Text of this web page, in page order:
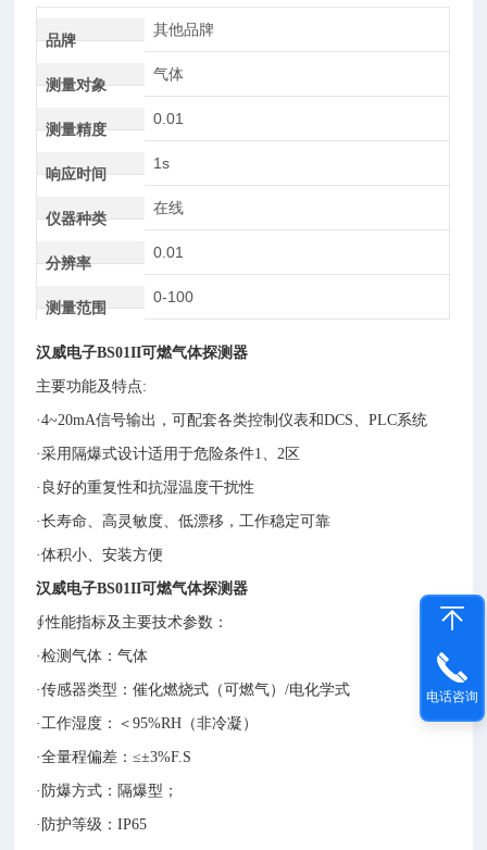
品牌
其他品牌
测量对象
气体
测量精度
0.01
响应时间
1s
仪器种类
在线
分辨率
0.01
测量范围
0-100
汉威电子BS01II可燃气体探测器
主要功能及特点:
·4~20mA信号输出，可配套各类控制仪表和DCS、PLC系统
·采用隔爆式设计适用于危险条件1、2区
·良好的重复性和抗湿温度干扰性
·长寿命、高灵敏度、低漂移，工作稳定可靠
·体积小、安装方便
汉威电子BS01II可燃气体探测器
∮性能指标及主要技术参数：
·检测气体：气体
·传感器类型：催化燃烧式（可燃气）/电化学式
·工作湿度：＜95%RH（非冷凝）
·全量程偏差：≤±3%F.S
·防爆方式：隔爆型；
·防护等级：IP65
电话咨询